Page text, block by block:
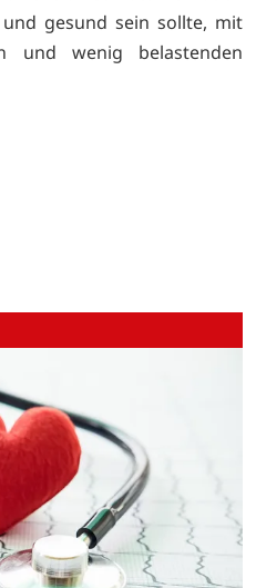
gesund sein sollte, mit
und wenig belastenden